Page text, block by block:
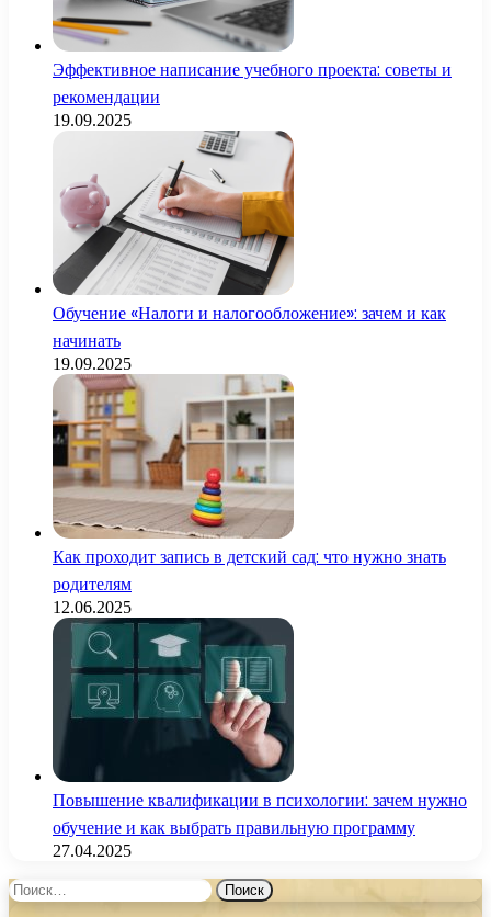
Эффективное написание учебного проекта: советы и
рекомендации
19.09.2025
Обучение «Налоги и налогообложение»: зачем и как
начинать
19.09.2025
Как проходит запись в детский сад: что нужно знать
родителям
12.06.2025
Повышение квалификации в психологии: зачем нужно
обучение и как выбрать правильную программу
27.04.2025
Найти: